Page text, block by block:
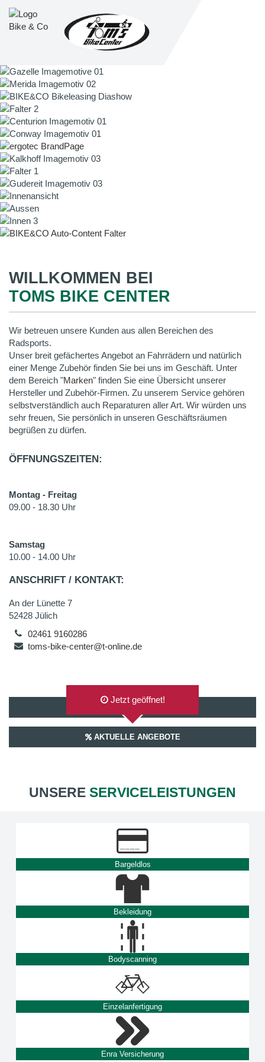
WILLKOMMEN BEI
TOMS BIKE CENTER
Wir betreuen unsere Kunden aus allen Bereichen des
Radsports.
Unser breit gefächertes Angebot an Fahrrädern und natürlich
einer Menge Zubehör finden Sie bei uns im Geschäft. Unter
dem Bereich "Marken" finden Sie eine Übersicht unserer
Hersteller und Zubehör-Firmen. Zu unserem Service gehören
selbstverständlich auch Reparaturen aller Art. Wir würden uns
sehr freuen, Sie persönlich in unseren Geschäftsräumen
begrüßen zu dürfen.
ÖFFNUNGSZEITEN:
Montag - Freitag
09.00 - 18.30 Uhr
Samstag
10.00 - 14.00 Uhr
ANSCHRIFT / KONTAKT:
An der Lünette 7
52428 Jülich
02461 9160286
toms-bike-center@t-online.de
AUF GOOGLEMAPS ANZEIGEN
Jetzt geöffnet!
AKTUELLE ANGEBOTE
UNSERE SERVICELEISTUNGEN
Bargeldlos
Bekleidung
Bodyscanning
Einzelanfertigung
Enra Versicherung